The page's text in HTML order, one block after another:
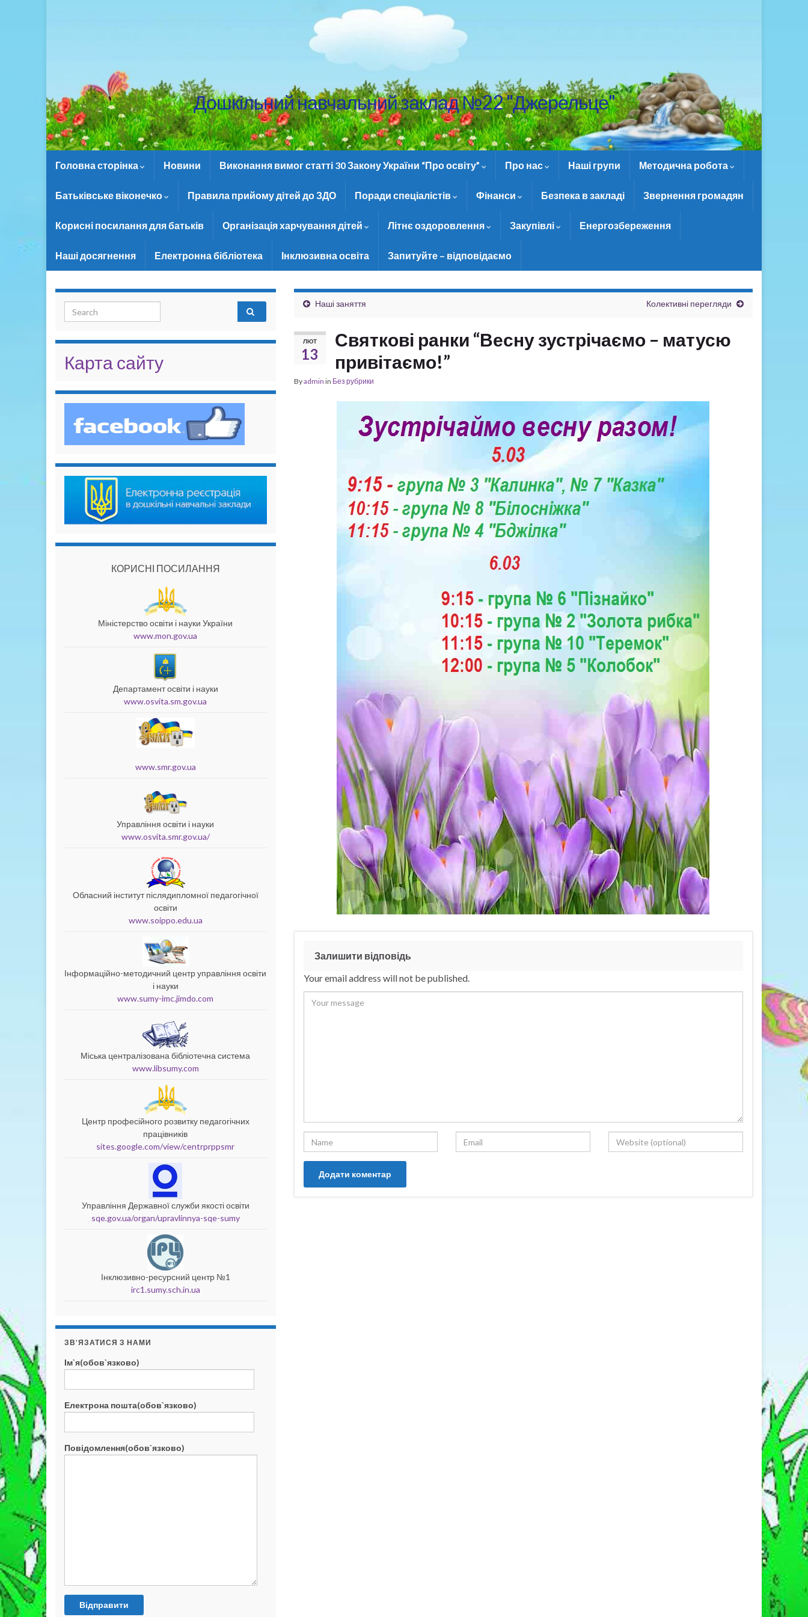
Дошкільний навчальний заклад №22 "Джерельце"
Головна сторінка Новини Виконання вимог статті 30 Закону України “Про освіту” Про нас Наші групи Методична робота
Батьківське віконечко Правила прийому дітей до ЗДО Поради спеціалістів Фінанси Безпека в закладі Звернення громадян
Корисні посилання для батьків Організація харчування дітей Літнє оздоровлення Закупівлі Енергозбереження
Наші досягнення Електронна бібліотека Інклюзивна освіта Запитуйте – відповідаємо
Наші заняття Колективні перегляди
ЛЮТ
13
Святкові ранки “Весну зустрічаємо – матусю
привітаємо!”
Byadmin in Без рубрики
Залишити відповідь
Your email address will not be published.
Search for:
Карта сайту
КОРИСНІ ПОСИЛАННЯ
Міністерство освіти і науки України
www.mon.gov.ua
Департамент освіти і науки
www.osvita.sm.gov.ua
www.smr.gov.ua
Управління освіти і науки
www.osvita.smr.gov.ua/
Обласний інститут післядипломної педагогічної
освіти
www.soippo.edu.ua
Інформаційно-методичний центр управління освіти
і науки
www.sumy-imc.jimdo.com
Міська централізована бібліотечна система
www.libsumy.com
Центр професійного розвитку педагогічних
працівників
sites.google.com/view/centrprppsmr
Управління Державної служби якості освіти
sqe.gov.ua/organ/upravlinnya-sqe-sumy
Інклюзивно-ресурсний центр №1
irc1.sumy.sch.in.ua
ЗВ’ЯЗАТИСЯ З НАМИ
Ім`я(обов`язково)
Електрона пошта(обов`язково)
Повідомлення(обов`язково)